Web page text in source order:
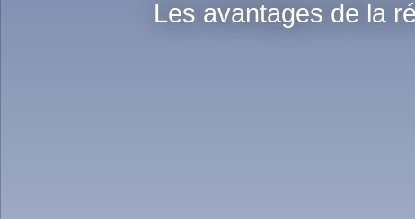
Les avantages de la